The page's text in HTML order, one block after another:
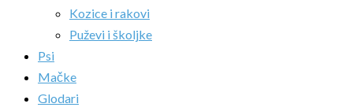
Kozice i rakovi
Puževi i školjke
Psi
Mačke
Glodari